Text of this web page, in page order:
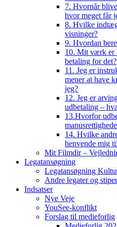
7. Hvornår
hvor meget får
8. Hvilke
visninger?
9. Hvordan
10. Mit værk er
betaling for det?
11. Jeg er
mener at have
jeg?
12. Jeg er
udbetaling –
13.Hvorfor
14. Hvilke
henvende mig
Mit Filmdir –
Legatansøgning
Legatansøgning
Andre legater og
Indsatser
Nye Veje
YouSee-konflikt
Forslag til medieforlig